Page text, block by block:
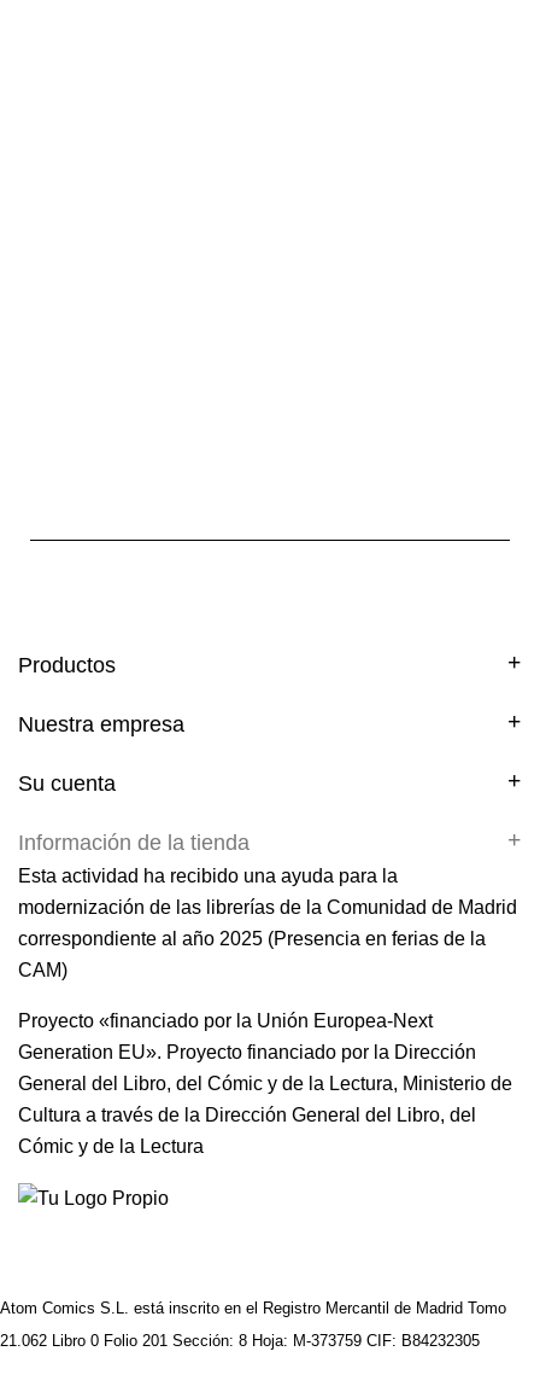
Productos
Nuestra empresa
Su cuenta
Información de la tienda
Esta actividad ha recibido una ayuda para la
modernización de las librerías de la Comunidad de Madrid
correspondiente al año 2025 (Presencia en ferias de la
CAM)
Proyecto «financiado por la Unión Europea-Next
Generation EU». Proyecto financiado por la Dirección
General del Libro, del Cómic y de la Lectura, Ministerio de
Cultura a través de la Dirección General del Libro, del
Cómic y de la Lectura
Atom Comics S.L. está inscrito en el Registro Mercantil de Madrid Tomo
21.062 Libro 0 Folio 201 Sección: 8 Hoja: M-373759 CIF: B84232305